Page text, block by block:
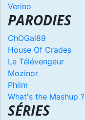
Verino
PARODIES
ChOGal89
House Of Crades
Le Télévengeur
Mozinor
Philm
What's the Mashup ?
SÉRIES